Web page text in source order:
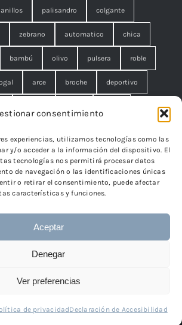
consentimiento
experiencias, utilizamos tecnologías como las
y/o acceder a la información del dispositivo. El
tecnologías nos permitirá procesar datos
de navegación o las identificaciones únicas
o retirar el consentimiento, puede afectar
características y funciones.
Aceptar
Denegar
Ver preferencias
de privacidadDeclaración de Accesibilidad
anillos palisandro colgante
zebrano automatico chica
bambú olivo pulsera roble
arce broche deportivo
cuadrado rombo filigrana. broche
edelweiss
TicSilver